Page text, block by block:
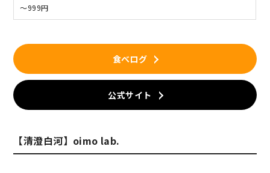
～999円
食べログ
公式サイト
【清澄白河】oimo lab.